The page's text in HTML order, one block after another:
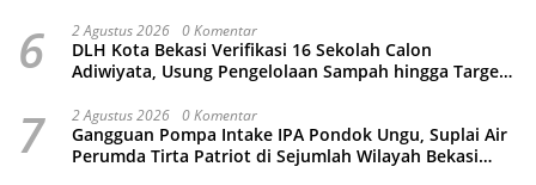
6 2 Agustus 2026 0 Komentar
DLH Kota Bekasi Verifikasi 16 Sekolah Calon
Adiwiyata, Usung Pengelolaan Sampah hingga Target
7 2 Agustus 2026 0 Komentar
Gangguan Pompa Intake IPA Pondok Ungu, Suplai Air
Perumda Tirta Patriot di Sejumlah Wilayah Bekasi